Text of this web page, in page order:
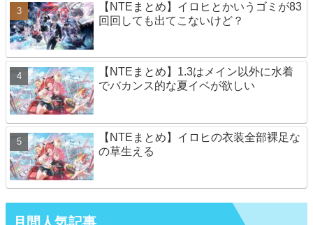
【NTEまとめ】イロヒとかいうゴミが83
回回しても出てこないけど？
【NTEまとめ】1.3はメイン以外に水着
でバカンス的な夏イベが欲しい
【NTEまとめ】イロヒの衣装全部裸足な
の草生える